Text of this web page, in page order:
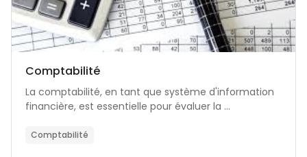
Catégorie de cours
Nom du cours
Comptabilité
Résumé du cours :
La comptabilité, en tant que système d'information
financière, est essentielle pour évaluer la ...
Comptabilité